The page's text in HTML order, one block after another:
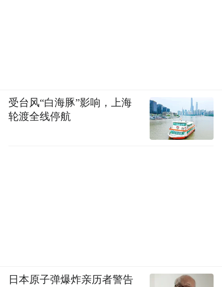
受台风“白海豚”影响，上海
轮渡全线停航
日本原子弹爆炸亲历者警告